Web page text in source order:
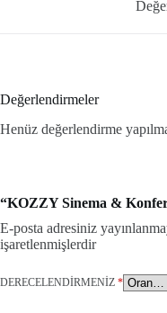
Değerlendirmeler
Henüz değerlendirme
“KOZZY Sinema &
E-posta adresiniz
işaretlenmişlerdir
DERECELENDIRMENIZ *